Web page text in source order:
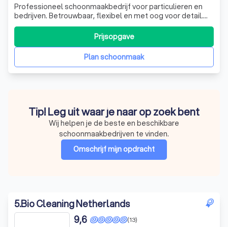
Professioneel schoonmaakbedrijf voor particulieren en
bedrijven. Betrouwbaar, flexibel en met oog voor detail.
Wij leveren altijd een schoon, fris en hygiënisch resultaat
Plan schoonmaak
Prijsopgave
Tip! Leg uit waar je naar op zoek bent
Wij helpen je de beste en beschikbare
schoonmaakbedrijven te vinden.
Omschrijf mijn opdracht
5.Bio Cleaning Netherlands
(13)
9,6